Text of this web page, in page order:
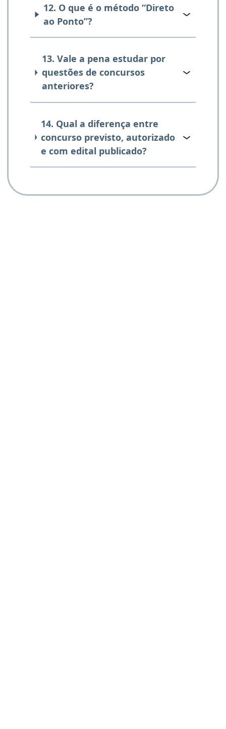
12. O que é o método “Direto
ao Ponto”?
13. Vale a pena estudar por
questões de concursos
anteriores?
14. Qual a diferença entre
concurso previsto, autorizado
e com edital publicado?